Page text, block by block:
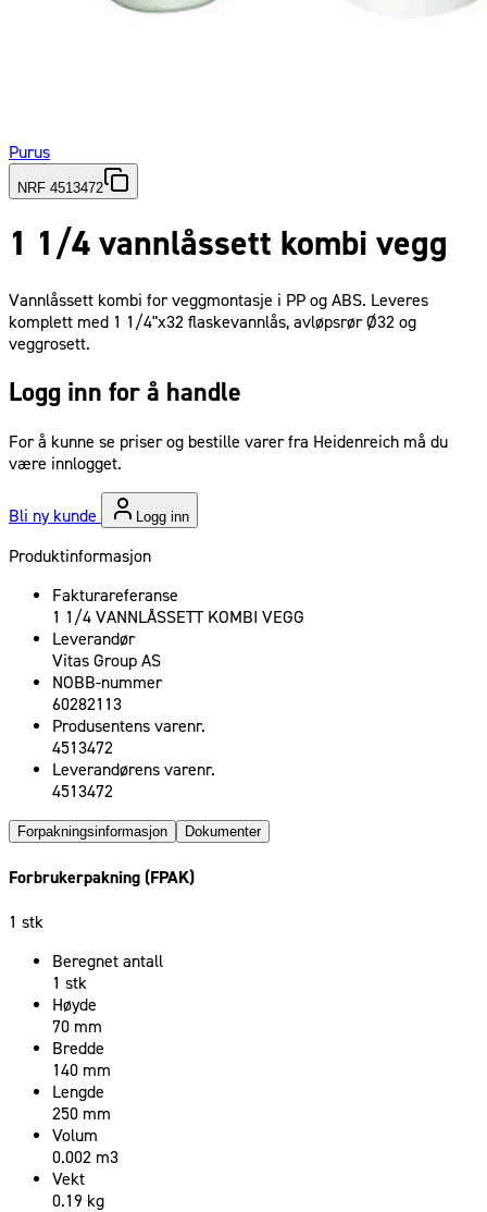
Purus
NRF 4513472
1 1/4 vannlåssett kombi vegg
Vannlåssett kombi for veggmontasje i PP og ABS. Leveres
komplett med 1 1/4"x32 flaskevannlås, avløpsrør Ø32 og
veggrosett.
Logg inn for å handle
For å kunne se priser og bestille varer fra Heidenreich må du
være innlogget.
Bli ny kunde Logg inn
Produktinformasjon
Fakturareferanse
1 1/4 VANNLÅSSETT KOMBI VEGG
Leverandør
Vitas Group AS
NOBB-nummer
60282113
Produsentens varenr.
4513472
Leverandørens varenr.
4513472
Forpakningsinformasjon Dokumenter
Forbrukerpakning (FPAK)
1 stk
Beregnet antall
1 stk
Høyde
70 mm
Bredde
140 mm
Lengde
250 mm
Volum
0.002 m3
Vekt
0.19 kg